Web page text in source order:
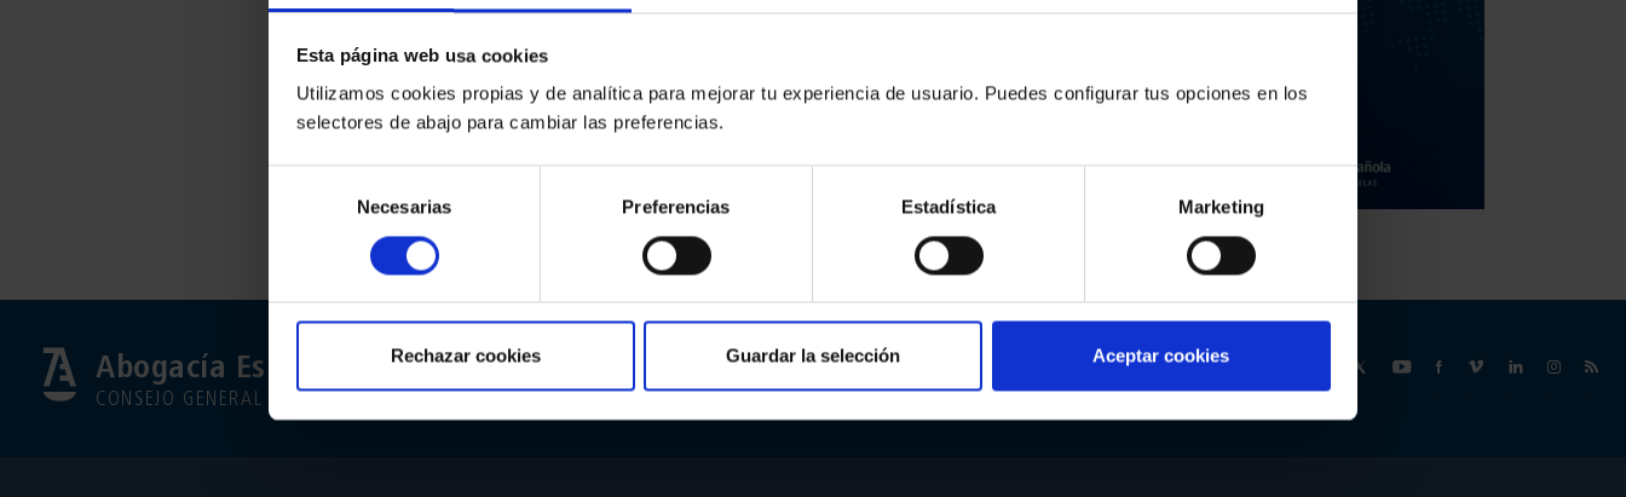
Esta página web usa cookies
Utilizamos cookies propias y de analítica para mejorar tu experiencia de usuario. Puedes configurar tus opciones en los
selectores de abajo para cambiar las preferencias.
consentimiento
Necesarias Preferencias Estadística Marketing
Rechazar cookies Guardar la selección Aceptar cookies
Abogacía Española
CONSEJO GENERAL